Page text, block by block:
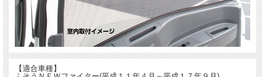
【適合車種】